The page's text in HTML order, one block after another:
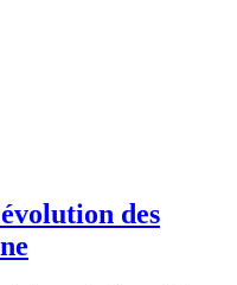
des